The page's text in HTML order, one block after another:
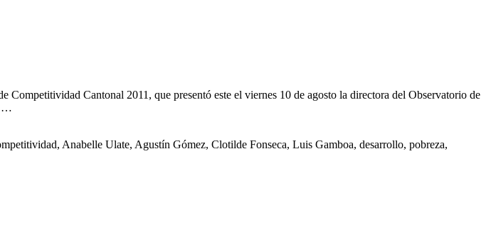
Cantonal 2011, que presentó este el viernes 10 de agosto la directora del Observatorio de
…
Anabelle Ulate, Agustín Gómez, Clotilde Fonseca, Luis Gamboa, desarrollo, pobreza,